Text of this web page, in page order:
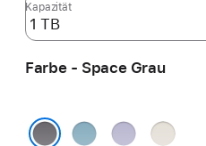
Kapazität
Farbe - Space Grau
Blau Violett